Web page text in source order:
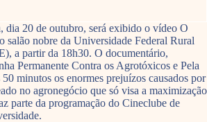
dia 20 de outubro, será exibido o vídeo O
salão nobre da Universidade Federal Rural
a partir da 18h30. O documentário,
Permanente Contra os Agrotóxicos e Pela
minutos os enormes prejuízos causados por
no agronegócio que só visa a maximização
parte da programação do Cineclube de